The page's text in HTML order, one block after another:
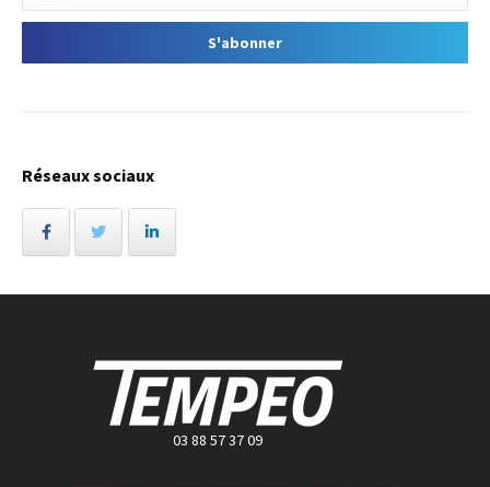
Réseaux sociaux
03 88 57 37 09